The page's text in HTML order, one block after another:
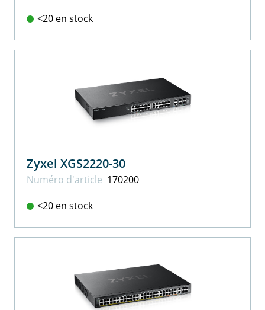
<20 en stock
Zyxel XGS2220-30
Numéro d'article 170200
<20 en stock